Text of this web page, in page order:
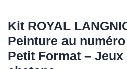
Kit ROYAL
Peinture au
Petit Format – Jeux